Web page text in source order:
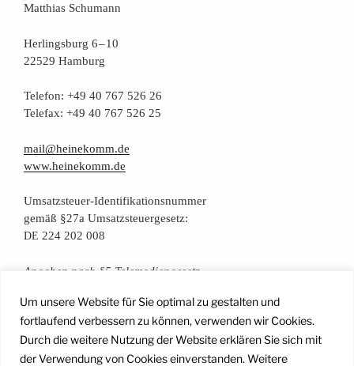
Um unsere Website für Sie optimal zu gestalten und
fortlaufend verbessern zu können, verwenden wir Cookies.
Durch die weitere Nutzung der Website erklären Sie sich mit
der Verwendung von Cookies einverstanden. Weitere
Mat­thi­as Schumann
Her­lings­burg 6 – 10
22529 Hamburg
Tele­fon: +49 40 767 526 26
Tele­fax: +49 40 767 526 25
mail@heinekomm.de
www.heinekomm.de
Umsatz­steu­er-Iden­ti­fi­ka­ti­ons­num­mer
gemäß §27a Umsatzsteuergesetz:
DE 224 202 008
Anga­ben nach §5 Telemediengesetz
Daten­schutz­er­klä­rung